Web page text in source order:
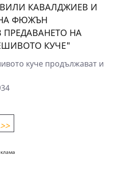
КАВАЛДЖИЕВ И
ФЮЖЪН
НА
КУЧЕ"
куче продължават и
>>